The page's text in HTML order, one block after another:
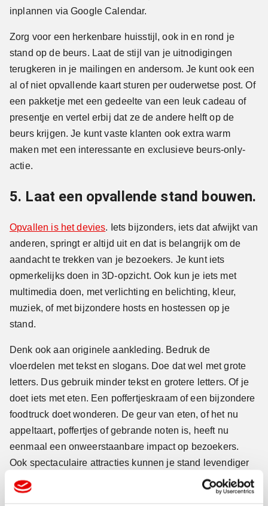
inplannen via Google Calendar.
Zorg voor een herkenbare huisstijl, ook in en rond je
stand op de beurs. Laat de stijl van je uitnodigingen
terugkeren in je mailingen en andersom. Je kunt ook een
al of niet opvallende kaart sturen per ouderwetse post. Of
een pakketje met een gedeelte van een leuk cadeau of
presentje en vertel erbij dat ze de andere helft op de
beurs krijgen. Je kunt vaste klanten ook extra warm
maken met een interessante en exclusieve beurs-only-
actie.
5. Laat een opvallende stand bouwen.
Opvallen is het devies. Iets bijzonders, iets dat afwijkt van
anderen, springt er altijd uit en dat is belangrijk om de
aandacht te trekken van je bezoekers. Je kunt iets
opmerkelijks doen in 3D-opzicht. Ook kun je iets met
multimedia doen, met verlichting en belichting, kleur,
muziek, of met bijzondere hosts en hostessen op je
stand.
Denk ook aan originele aankleding. Bedruk de
vloerdelen met tekst en slogans. Doe dat wel met grote
letters. Dus gebruik minder tekst en grotere letters. Of je
doet iets met eten. Een poffertjeskraam of een bijzondere
foodtruck doet wonderen. De geur van eten, of het nu
appeltaart, poffertjes of gebrande noten is, heeft nu
eenmaal een onweerstaanbare impact op bezoekers.
Ook spectaculaire attracties kunnen je stand levendiger
maken, zoals een tafelvoetbalspel, een dartboard, een
fruitautomaat of een suikerspinkraampje.